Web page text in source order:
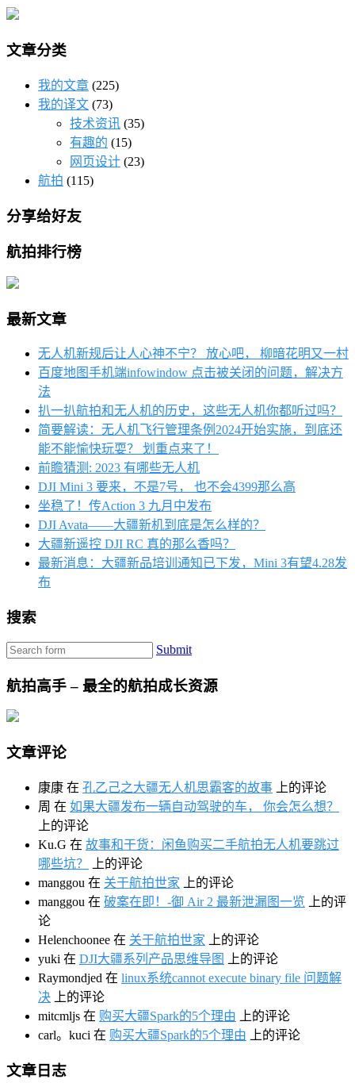
文章分类
我的文章 (225)
我的译文 (73)
技术资讯 (35)
有趣的 (15)
网页设计 (23)
航拍 (115)
分享给好友
航拍排行榜
最新文章
无人机新规后让人心神不宁？ 放心吧， 柳暗花明又一村
百度地图手机端infowindow 点击被关闭的问题，解决方
法
扒一扒航拍和无人机的历史，这些无人机你都听过吗？
简要解读：无人机飞行管理条例2024开始实施，到底还
能不能愉快玩耍？ 划重点来了！
前瞻猜测: 2023 有哪些无人机
DJI Mini 3 要来，不是7号， 也不会4399那么高
坐稳了！传Action 3 九月中发布
DJI Avata——大疆新机到底是怎么样的？
大疆新遥控 DJI RC 真的那么香吗？
最新消息：大疆新品培训通知已下发，Mini 3有望4.28发
布
搜索
Submit
航拍高手 – 最全的航拍成长资源
文章评论
康康 在 孔乙己之大疆无人机思霸客的故事 上的评论
周 在 如果大疆发布一辆自动驾驶的车， 你会怎么想？
上的评论
Ku.G 在 故事和干货：闲鱼购买二手航拍无人机要跳过
哪些坑？
上的评论
manggou 在 关于航拍世家 上的评论
manggou 在 破案在即！-御 Air 2 最新泄漏图一览 上的评
论
Helenchoonee 在 关于航拍世家 上的评论
yuki 在 DJI大疆系列产品思维导图
上的评论
Raymondjed 在 linux系统cannot execute binary file 问题解
决 上的评论
mitcmljs 在 购买大疆Spark的5个理由 上的评论
carl。kuci 在 购买大疆Spark的5个理由 上的评论
文章日志